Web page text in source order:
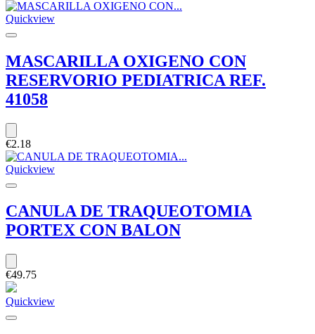
Quickview
MASCARILLA OXIGENO CON
RESERVORIO PEDIATRICA REF.
41058
€2.18
Quickview
CANULA DE TRAQUEOTOMIA
PORTEX CON BALON
€49.75
Quickview